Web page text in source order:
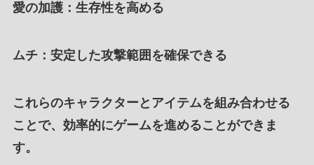
愛の加護：生存性を高める
ムチ：安定した攻撃範囲を確保できる
これらのキャラクターとアイテムを組み合わせる
ことで、効率的にゲームを進めることができま
す。